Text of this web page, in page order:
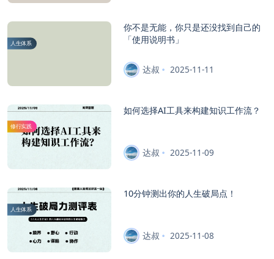
人生体系
你不是无能，你只是还没找到自己的
「使用说明书」
达叔 2025-11-11
修行实践
如何选择AI工具来构建知识工作流？
达叔 2025-11-09
人生体系
10分钟测出你的人生破局点！
达叔 2025-11-08